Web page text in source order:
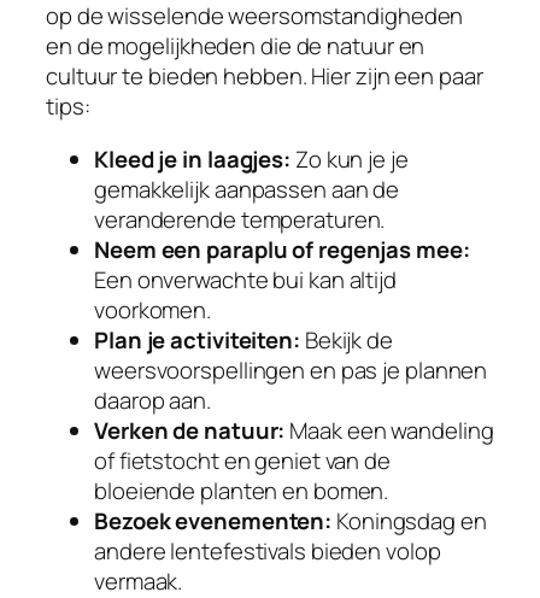
op de wisselende weersomstandigheden
en de mogelijkheden die de natuur en
cultuur te bieden hebben. Hier zijn een paar
tips:
Kleed je in laagjes: Zo kun je je
gemakkelijk aanpassen aan de
veranderende temperaturen.
Neem een paraplu of regenjas mee:
Een onverwachte bui kan altijd
voorkomen.
Plan je activiteiten: Bekijk de
weersvoorspellingen en pas je plannen
daarop aan.
Verken de natuur: Maak een wandeling
of fietstocht en geniet van de
bloeiende planten en bomen.
Bezoek evenementen: Koningsdag en
andere lentefestivals bieden volop
vermaak.